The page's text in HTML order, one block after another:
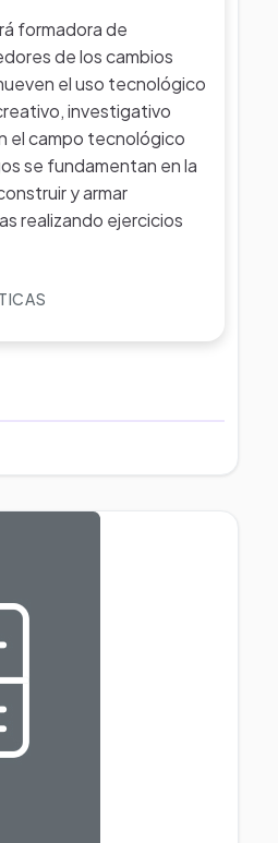
formadora de
de los cambios
el uso tecnológico
investigativo
el campo tecnológico
se fundamentan en la
y armar
realizando ejercicios